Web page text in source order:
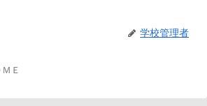
学校管理者
ＭＥ